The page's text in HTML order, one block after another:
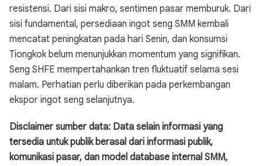
resistensi. Dari sisi makro, sentimen pasar memburuk. Dari
sisi fundamental, persediaan ingot seng SMM kembali
mencatat peningkatan pada hari Senin, dan konsumsi
Tiongkok belum menunjukkan momentum yang signifikan.
Seng SHFE mempertahankan tren fluktuatif selama sesi
malam. Perhatian perlu diberikan pada perkembangan
ekspor ingot seng selanjutnya.
Disclaimer sumber data: Data selain informasi yang
tersedia untuk publik berasal dari informasi publik,
komunikasi pasar, dan model database internal SMM,